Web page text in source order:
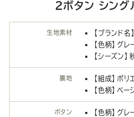
2ボタン シング
生地素材
【ブランド
【色柄】グ
【シーズン】
裏地
【組成】
【色柄】ベ
ボタン 【色柄】グ